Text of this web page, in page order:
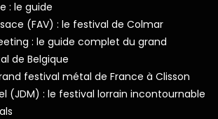
: le guide
(FAV) : le festival de Colmar
: le guide complet du grand
de Belgique
festival métal de France à Clisson
(JDM) : le festival lorrain incontournable